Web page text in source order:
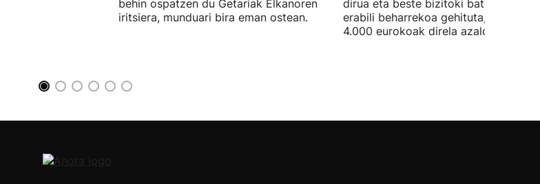
behin ospatzen du Getariak Elkanoren
iritsiera, munduari bira eman ostean.
dirua eta beste bizitoki bat
erabili beharrekoa gehituta, galerak
4.000 eurokoak direla azaldu du.